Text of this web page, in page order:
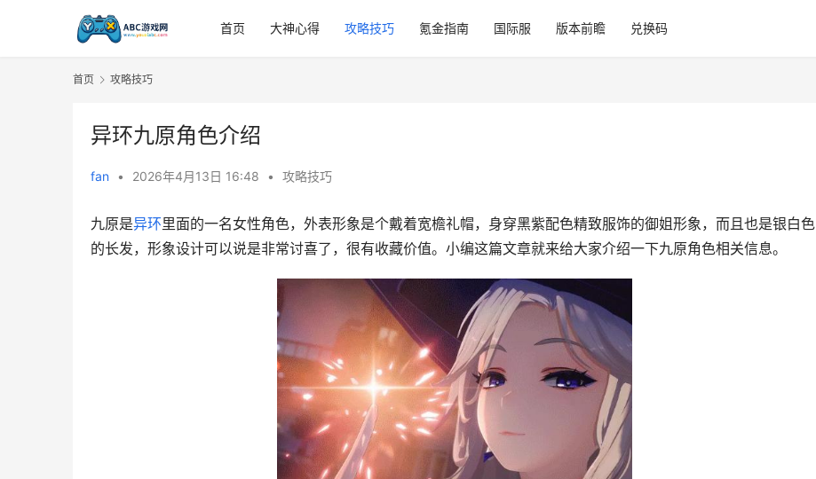
首页 大神心得 攻略技巧 氪金指南 国际服 版本前瞻 兑换码
首页 攻略技巧
异环九原角色介绍
fan • 2026年4月13日 16:48 • 攻略技巧
九原是异环里面的一名女性角色，外表形象是个戴着宽檐礼帽，身穿黑紫配色精致服饰的御姐形象，而且也是银白色
的长发，形象设计可以说是非常讨喜了，很有收藏价值。小编这篇文章就来给大家介绍一下九原角色相关信息。